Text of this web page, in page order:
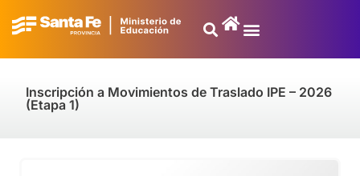
Inscripción a Movimientos de Traslado IPE – 2026
(Etapa 1)